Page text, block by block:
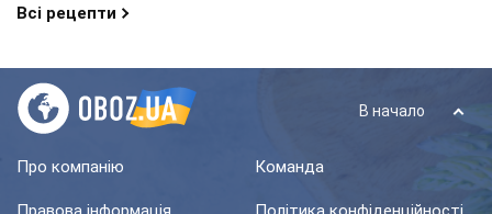
Всі рецепти
В начало
Про компанію Команда